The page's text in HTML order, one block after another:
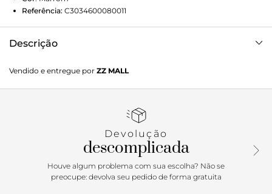
Referência: C3034600080011
Descrição
marrom. O modelo de material similar ao couro traz
biqueira arredondada e solado emborrachado, com leve
os dedos. Duas delas sobem o peito do pé e contornam o
mesmo tom da sandália e assinatura Anacapri em carimbo
metálico. Porque Apostar: Comfy & chic! A rasteirinha com
amarração no tornozelo é a cara das produções de verão e
chega para descomplicar seus looks de festa! O modelinho
Vendido e entregue por ZZ MALL
Devolução
descomplicada
Houve algum problema com sua escolha? Não se
preocupe: devolva seu pedido de forma gratuita